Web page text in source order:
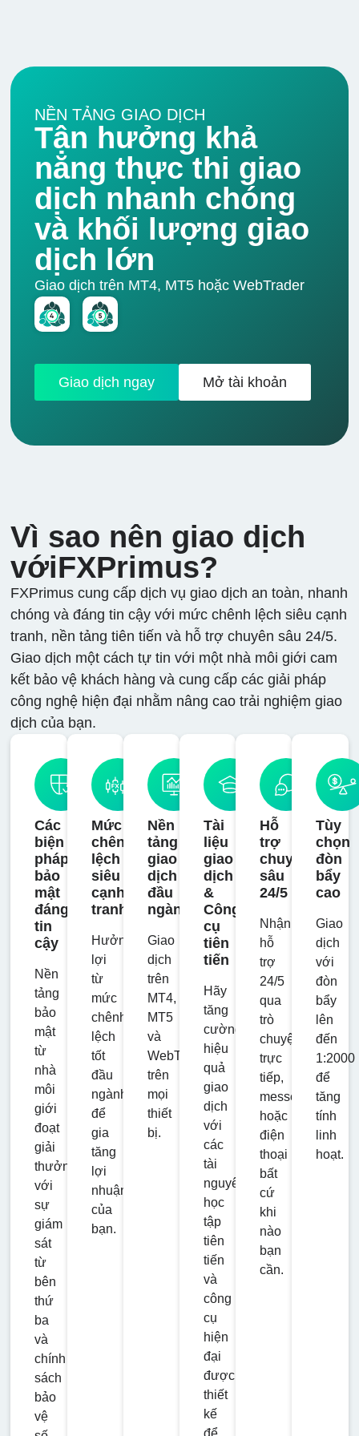
.AFRM.US
Holdings Inc. -
.AMAT.OQ
Applied
Materials, Inc.
- 6 10 10%
.AMCX.US
CFD AMC
Networks Inc.
- 3 10 10%
Advanced Micro
- 10 10%
.AMZN.OQ
.APD.US
CFD Air
Products &
Chemicals Inc.
-
CFD Applovin
Corp. - class A
- 7 10 10% 100
.AVGO.OQ
Broadcom Inc.
.AXP.N
American
Express
Company
- 39 10 100
.BA.N
Boeing Co.
10% 100
.BAC.N
Bank of America
Corporation
4 10 100
.BEN.N
Franklin
- 7 10% 100
.BIDU.OQ
BAIDU
- 10
.BK.N
Bank of New
York Mellon
Corp
10%
.BKNG.OQ
Booking
Holdings Inc.
10
NỀN TẢNG GIAO DỊCH
Tận hưởng khả
năng thực thi giao
dịch nhanh chóng
và khối lượng giao
dịch lớn
Giao dịch trên MT4, MT5 hoặc WebTrader
Giao dịch ngay Mở tài khoản
Vì sao nên giao dịch
vớiFXPrimus?
FXPrimus cung cấp dịch vụ giao dịch an toàn, nhanh
chóng và đáng tin cậy với mức chênh lệch siêu cạnh
tranh, nền tảng tiên tiến và hỗ trợ chuyên sâu 24/5.
Giao dịch một cách tự tin với một nhà môi giới cam
kết bảo vệ khách hàng và cung cấp các giải pháp
công nghệ hiện đại nhằm nâng cao trải nghiệm giao
dịch của bạn.
Các
biện
pháp
bảo
mật
đáng
tin
cậy
Nền
tảng
bảo
mật
từ
nhà
môi
giới
đoạt
giải
thưởng
với
sự
giám
sát
từ
bên
thứ
ba
và
chính
sách
bảo
vệ
Mức
chênh
lệch
siêu
cạnh
tranh
Hưởng
lợi
từ
mức
chênh
lệch
tốt
đầu
ngành
để
gia
tăng
lợi
nhuận
của
bạn.
Nền
tảng
giao
dịch
đầu
ngành
Giao
dịch
trên
MT4,
MT5
và
WebTrader
trên
mọi
thiết
bị.
Tài
liệu
giao
dịch
&
Công
cụ
tiên
tiến
Hãy
tăng
cường
hiệu
quả
giao
dịch
với
các
tài
nguyên
học
tập
tiên
tiến
và
công
cụ
hiện
đại
được
thiết
kế
để
Hỗ
trợ
chuyên
sâu
24/5
Nhận
hỗ
trợ
24/5
qua
trò
chuyện
trực
tiếp,
messenger
hoặc
điện
thoại
bất
cứ
khi
nào
bạn
cần.
Tùy
chọn
đòn
bẩy
cao
Giao
dịch
với
đòn
bẩy
lên
đến
1:2000
để
tăng
tính
linh
hoạt.